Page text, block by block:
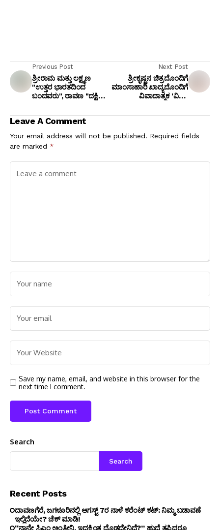
Previous Post
ಶ್ರೀರಾಮ ಮತ್ತು ಲಕ್ಷ್ಮಣ
"ಉತ್ತರ ಭಾರತದಿಂದ
ಬಂದವರು", ರಾವಣ "ದಕ್ಷಿಣ
ಹೇಳಿಕೆ: ನಟ ಪ್ರಕಾಶ್ ರಾಜ್
ವಿರುದ್ಧ ಕ್ರಿಮಿನಲ್ ಕೇಸ್!
Next Post
ಶ್ರೀಕೃಷ್ಣನ ಚಿತ್ರದೊಂದಿಗೆ
ಮಾಂಸಾಹಾರಿ ಖಾದ್ಯದೊಂದಿಗೆ
ವಿವಾದಾತ್ಮಕ 'ವಿಷು'
ಮಾಲೀಕನ ಬಂಧನ!
Leave A Comment
Your email address will not be published. Required fields
are marked *
Save my name, email, and website in this browser for the
next time I comment.
Search
Search
Recent Posts
ದಾವಣಗೆರೆ, ಜಗಳೂರಿನಲ್ಲಿ ಆಗಸ್ಟ್ 7ರ ನಾಳೆ ಕರೆಂಟ್ ಕಟ್: ನಿಮ್ಮ ಬಡಾವಣೆ
ಇಲ್ಲಿದೆಯೇ? ಚೆಕ್ ಮಾಡಿ!
“ನಾನೇ ಸಿಎಂ ಅಂತೀನಿ, ಇದಕ್ಕಿಂತ ದೊಡ್ಡದೇನಿದೆ?” ಹುದ್ದೆ ತಪ್ಪಿದ್ದರೂ